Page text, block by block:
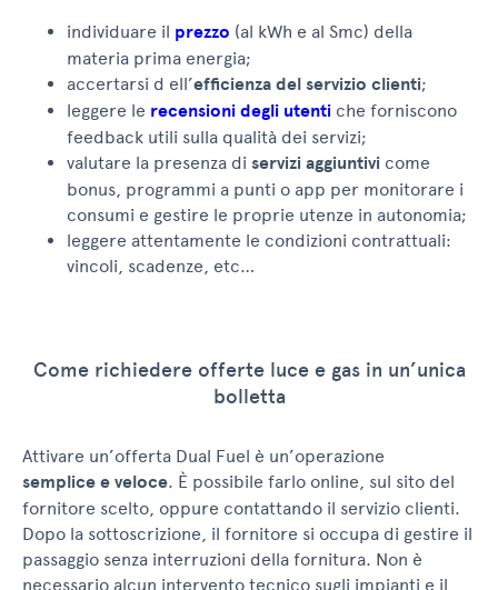
individuare il prezzo (al kWh e al Smc) della
materia prima energia;
accertarsi d ell’efficienza del servizio clienti;
leggere le recensioni degli utenti che forniscono
feedback utili sulla qualità dei servizi;
valutare la presenza di servizi aggiuntivi come
bonus, programmi a punti o app per monitorare i
consumi e gestire le proprie utenze in autonomia;
leggere attentamente le condizioni contrattuali:
vincoli, scadenze, etc…
Come richiedere offerte luce e gas in un’unica
bolletta
Attivare un’offerta Dual Fuel è un’operazione
semplice e veloce. È possibile farlo online, sul sito del
fornitore scelto, oppure contattando il servizio clienti.
Dopo la sottoscrizione, il fornitore si occupa di gestire il
passaggio senza interruzioni della fornitura. Non è
necessario alcun intervento tecnico sugli impianti e il